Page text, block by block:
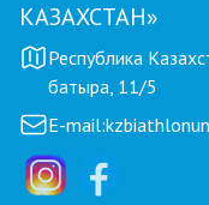
КАЗАХСТАН»
Республика
батыра, 11/5
E-mail: